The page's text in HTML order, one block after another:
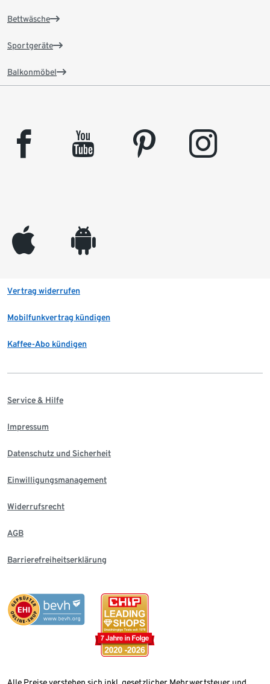
Bettwäsche
Sportgeräte
Balkonmöbel
facebook youtube pinterest instagram
appleinc android
Vertrag widerrufen
Mobilfunkvertrag kündigen
Kaffee-Abo kündigen
Service & Hilfe
Impressum
Datenschutz und Sicherheit
Einwilligungsmanagement
Widerrufsrecht
AGB
Barrierefreiheitserklärung